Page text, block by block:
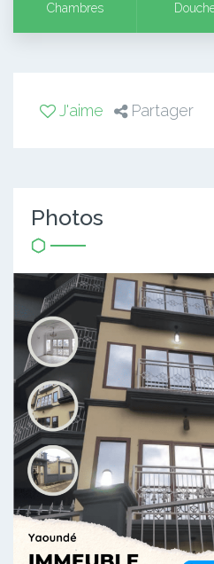
Chambres
J'aime Partager
Photos